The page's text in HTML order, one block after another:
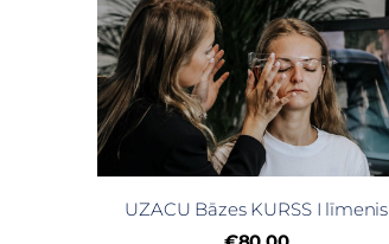
UZACU Bāzes KURSS I līmenis